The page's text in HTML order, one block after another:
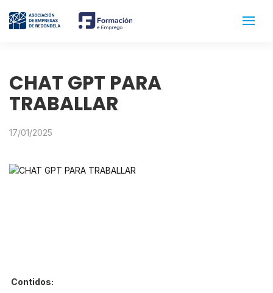
CHAT GPT PARA
TRABALLAR
17/01/2025
Contidos: